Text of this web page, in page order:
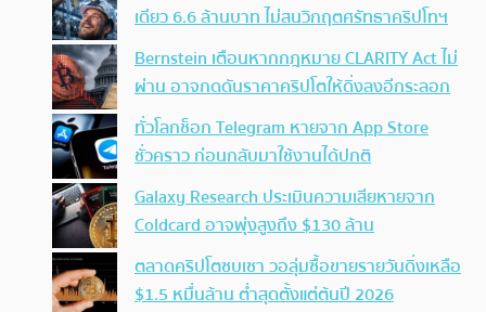
เดียว 6.6 ล้านบาท ไม่สนวิกฤตศรัทธาคริปโทฯ
Bernstein เตือนหากกฎหมาย CLARITY Act ไม่
ผ่าน อาจกดดันราคาคริปโตให้ดิ่งลงอีกระลอก
ทั่วโลกช็อก Telegram หายจาก App Store
ชั่วคราว ก่อนกลับมาใช้งานได้ปกติ
Galaxy Research ประเมินความเสียหายจาก
Coldcard อาจพุ่งสูงถึง $130 ล้าน
ตลาดคริปโตซบเซา วอลุ่มซื้อขายรายวันดิ่งเหลือ
$1.5 หมื่นล้าน ต่ำสุดตั้งแต่ต้นปี 2026